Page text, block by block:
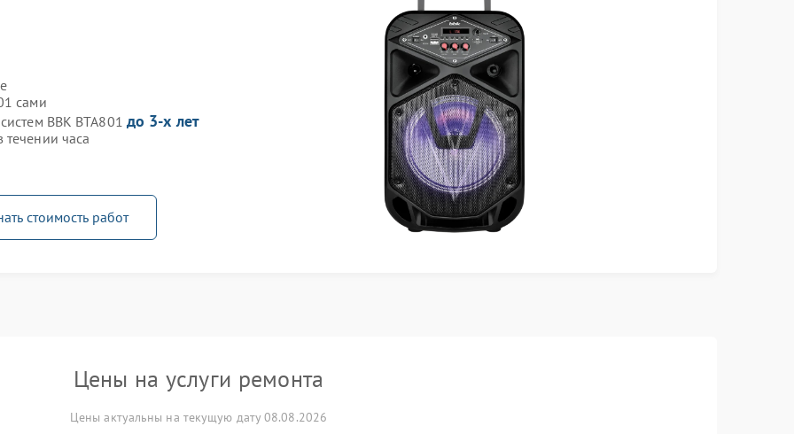
сами
BBK BTA801 до 3-х лет
часа
стоимость работ
Цены на услуги ремонта
Цены актуальны на текущую дату 08.08.2026